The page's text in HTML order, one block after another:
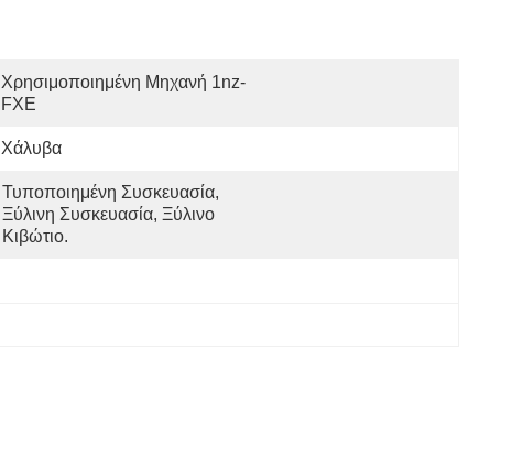
Χρησιμοποιημένη Μηχανή 1nz-
FXE
Χάλυβα
Τυποποιημένη Συσκευασία,
Ξύλινη Συσκευασία, Ξύλινο
Κιβώτιο.